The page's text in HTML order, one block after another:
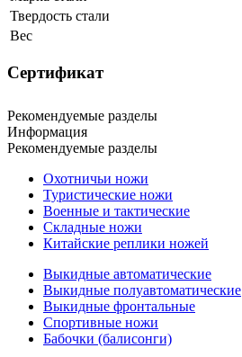
Твердость стали
Вес
Сертификат
Рекомендуемые разделы
Информация
Рекомендуемые разделы
Охотничьи ножи
Туристические ножи
Военные и тактические
Складные ножи
Китайские реплики ножей
Выкидные автоматические
Выкидные полуавтоматические
Выкидные фронтальные
Спортивные ножи
Бабочки (балисонги)